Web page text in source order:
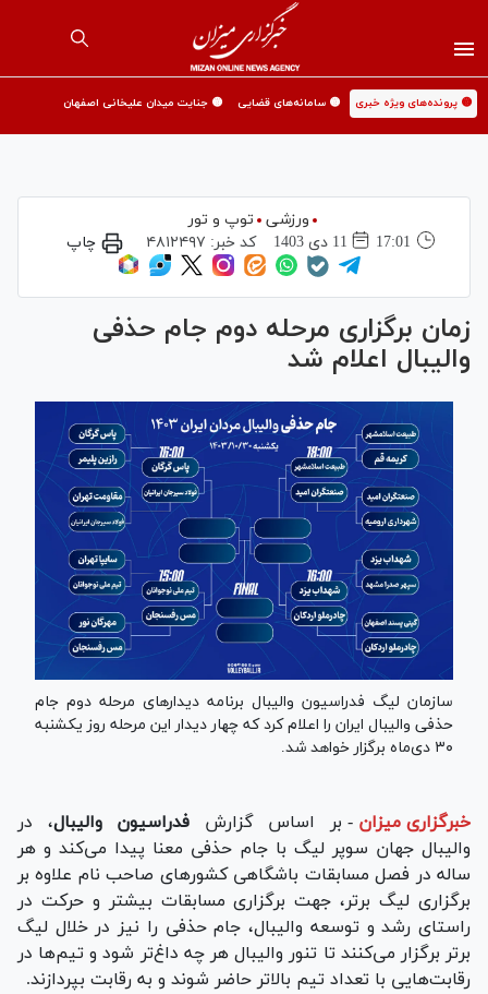
🟡 پرونده‌های ویژه خبری 🟡 سامانه‌های قضایی 🟡 جنایت میدان علیخانی اصفهان
ورزشی
توپ و تور
17:01
11 دی 1403 کد خبر: ۴۸۱۲۴۹۷ چاپ
زمان برگزاری مرحله دوم جام حذفی
والیبال اعلام شد
سازمان لیگ فدراسیون والیبال برنامه دیدار‌های مرحله دوم جام
حذفی والیبال ایران را اعلام کرد که چهار دیدار این مرحله روز یکشنبه
۳۰ دی‌ماه برگزار خواهد شد.
خبرگزاری میزان - بر اساس گزارش فدراسیون والیبال، در
والیبال جهان سوپر لیگ با جام حذفی معنا پیدا می‌کند و هر
ساله در فصل مسابقات باشگاهی کشور‌های صاحب نام علاوه بر
برگزاری لیگ برتر، جهت برگزاری مسابقات بیشتر و حرکت در
راستای رشد و توسعه والیبال، جام حذفی را نیز در خلال لیگ
برتر برگزار می‌کنند تا تنور والیبال هر چه داغ‌تر شود و تیم‌ها در
رقابت‌هایی با تعداد تیم بالاتر حاضر شوند و به رقابت بپردازند.